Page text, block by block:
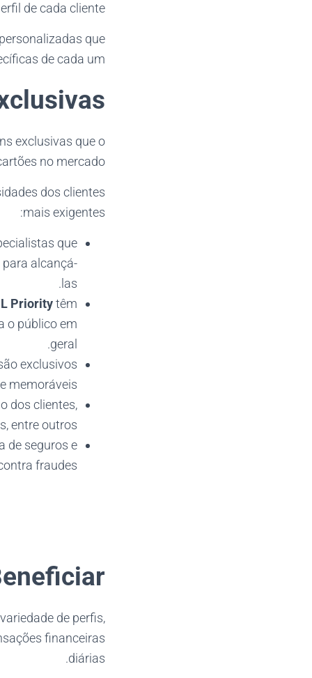
de cada cliente.
que
de cada um.
exclusivas que o
no mercado.
dos clientes
mais exigentes:
que
alcançá-
las.
Prioritytêm
o público em
geral.
exclusivos
memoráveis.
dos clientes,
entre outros.
de seguros e
fraudes.
de perfis,
financeiras
diárias.